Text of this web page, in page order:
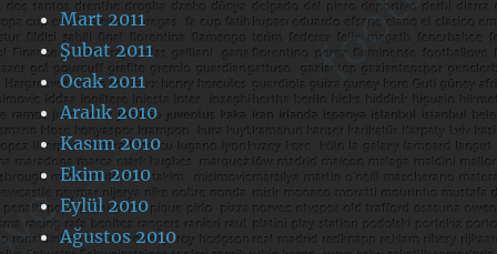
Mart 2011
Şubat 2011
Ocak 2011
Aralık 2010
Kasım 2010
Ekim 2010
Eylül 2010
Ağustos 2010